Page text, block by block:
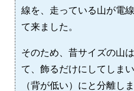
線を、走っている山が電
て来ました。
そのため、昔サイズの山
て、飾るだけにしてしま
（背が低い）にと分離し